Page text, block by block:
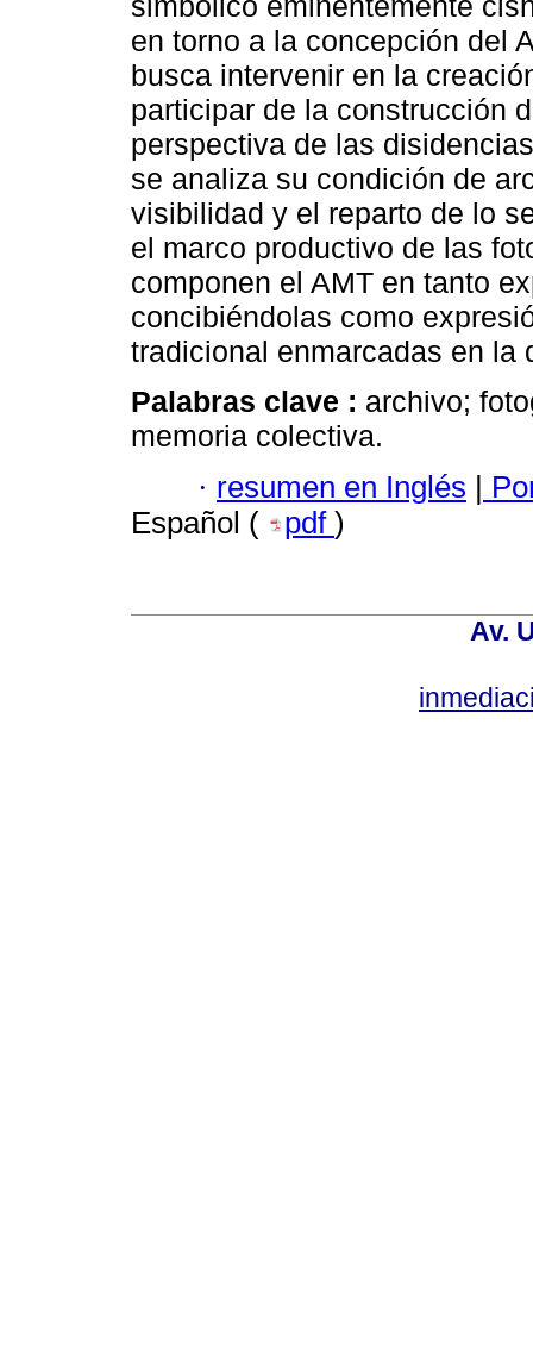
en torno a la concepción del
busca intervenir en la
participar de la construcción
perspectiva de las
se analiza su condición de
visibilidad y el reparto de lo
el marco productivo de las
componen el AMT en tanto
concibiéndolas como
tradicional enmarcadas en
Palabras clave : archivo;
memoria colectiva.
· resumen en Inglés |
Español (
pdf )
Av.